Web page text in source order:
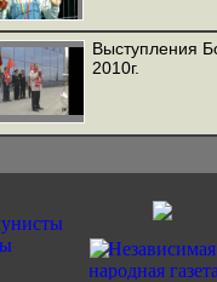
Выступления
2010г.